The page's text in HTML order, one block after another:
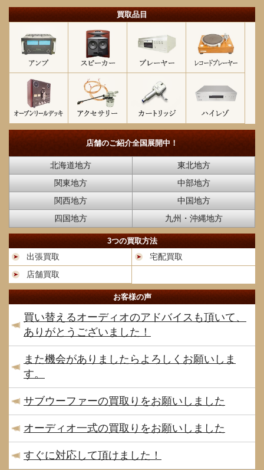
買取品目
店舗のご紹介全国展開中！
北海道地方
東北地方
関東地方
中部地方
関西地方
中国地方
四国地方
九州・沖縄地方
3つの買取方法
出張買取
宅配買取
店舗買取
お客様の声
買い替えるオーディオのアドバイスも頂いて、
ありがとうございました！
また機会がありましたらよろしくお願いしま
す。
サブウーファーの買取りをお願いしました
オーディオ一式の買取りをお願いしました
すぐに対応して頂けました！